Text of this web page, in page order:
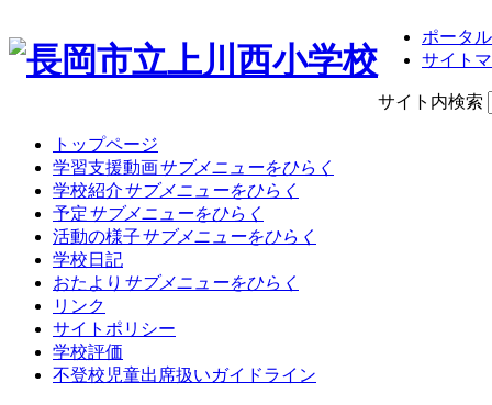
ポータ
サイト
サイト内検索
トップページ
学習支援動画サブメニューをひらく
学校紹介サブメニューをひらく
予定サブメニューをひらく
活動の様子サブメニューをひらく
学校日記
おたより サブメニューをひらく
リンク
サイトポリシー
学校評価
不登校児童出席扱いガイドライン